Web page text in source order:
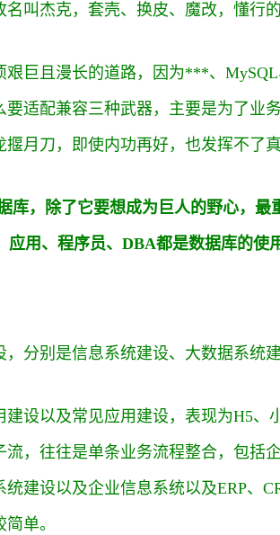
叫杰克，套壳、换皮、魔改，懂行的
艰巨且漫长的道路，因为***、
适配兼容三种武器，主要是为了业
月刀，即使内功再好，也发挥不了真
库，除了它要想成为巨人的野心，最
用、程序员、DBA都是数据库的使
，分别是信息系统建设、大数据系统
建设以及常见应用建设，表现为H5、
流，往往是单条业务流程整合，包括
统建设以及企业信息系统以及ERP、
单。